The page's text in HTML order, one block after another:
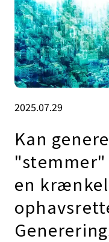
2025.07.29
Kan
"stemmer"
en